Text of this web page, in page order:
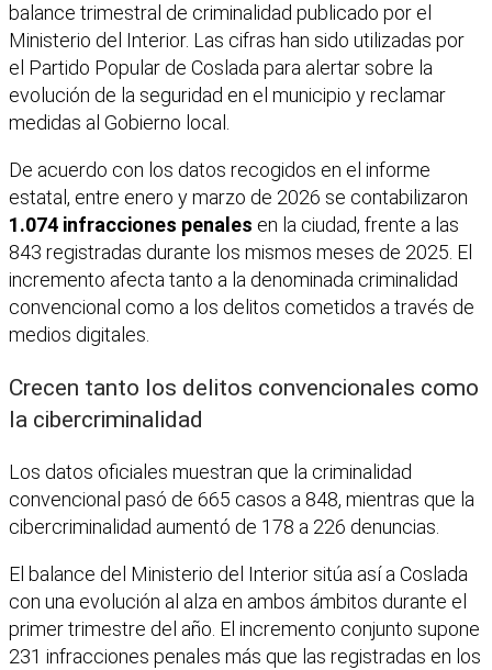
balance trimestral de criminalidad publicado por el
Ministerio del Interior. Las cifras han sido utilizadas por
el Partido Popular de Coslada para alertar sobre la
evolución de la seguridad en el municipio y reclamar
medidas al Gobierno local.
De acuerdo con los datos recogidos en el informe
estatal, entre enero y marzo de 2026 se contabilizaron
1.074 infracciones penales en la ciudad, frente a las
843 registradas durante los mismos meses de 2025. El
incremento afecta tanto a la denominada criminalidad
convencional como a los delitos cometidos a través de
medios digitales.
Crecen tanto los delitos convencionales como
la cibercriminalidad
Los datos oficiales muestran que la criminalidad
convencional pasó de 665 casos a 848, mientras que la
cibercriminalidad aumentó de 178 a 226 denuncias.
El balance del Ministerio del Interior sitúa así a Coslada
con una evolución al alza en ambos ámbitos durante el
primer trimestre del año. El incremento conjunto supone
231 infracciones penales más que las registradas en los